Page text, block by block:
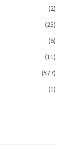
(2)
(25)
(6)
(11)
(577)
(1)